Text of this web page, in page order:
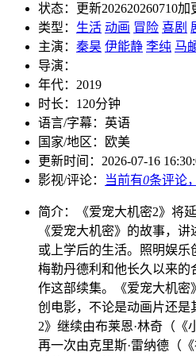
状态：
更新202620260710加
类型： 生活 动画 冒险 喜剧
主演： 秦昊 伊能静 李纯 马
导演：
年代： 2019
时长： 120分钟
语言/字幕： 英语
国家/地区：
欧美
更新时间： 2026-07-16
影视/评论：
当前有0条评论，
简介：
《爱宠大机密2》将
《爱宠大机密》的故事，
或上学后的生活。照明娱乐
梅勒丹德利和他长久以来的
作这部续集。《爱宠大机密
创电影，不论是动画片还是
2》继续由布莱恩·林奇（
再一次由克里斯·雷纳德（